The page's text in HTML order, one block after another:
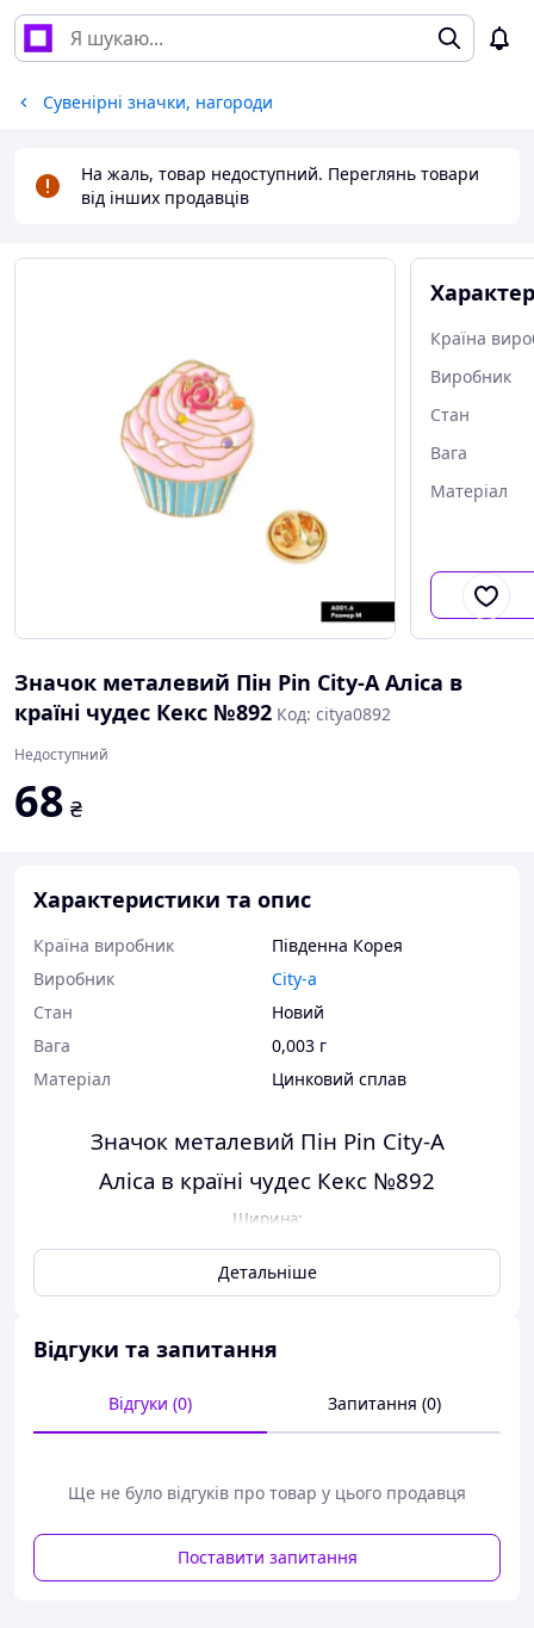
Сувенірні значки, нагороди
На жаль, товар недоступний. Переглянь товари
від інших продавців
Країна
Виробник
Стан
Вага
Матеріал
Значок металевий Пін Pin City-A Аліса в
країні чудес Кекс №892 Код: citya0892
Недоступний
68 ₴
Характеристики та опис
Країна виробник
Південна Корея
Виробник
City-a
Стан
Новий
Вага
0,003 г
Матеріал
Цинковий сплав
Значок металевий Пін Pin City-A
Аліса в країні чудес Кекс №892
Ширина:
Колір:Різнобарвний
Матеріал:Цинковий сплав
Принт: Мультфільми, Комікси, Фільми, Музика
Детальніше
Відгуки та запитання
Відгуки (0) Запитання (0)
Ще не було відгуків про товар у цього продавця
Поставити запитання